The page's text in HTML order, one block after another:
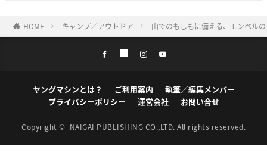
HOME キャンプ／アウトドア 山でのもしもに備える、モンベル
ヤングマシンとは？ ご利用案内
執筆／編集メンバー
プライバシーポリシー
運営会社 お問い合せ
Copyright © NAIGAI PUBLISHING CO.,LTD. All rights reserved.